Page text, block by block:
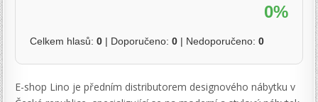
0%
Celkem hlasů:0 | Doporučeno:0 | Nedoporučeno:0
E-shop Lino je předním distributorem designového nábytku v